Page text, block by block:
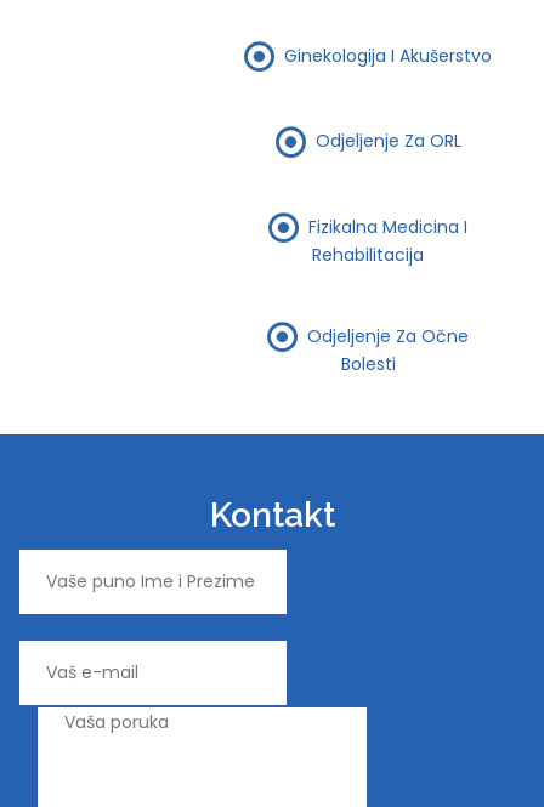
Ginekologija I Akušerstvo
Odjeljenje Za ORL
Fizikalna Medicina I
Rehabilitacija
Odjeljenje Za Očne
Bolesti
Kontakt